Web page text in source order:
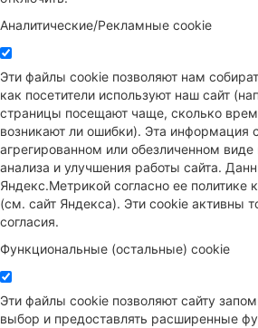
Аналитические/Рекламные cookie
Эти файлы cookie позволяют нам
как посетители используют наш сайт
страницы посещают чаще, сколько
возникают ли ошибки). Эта информация
агрегированном или обезличенном виде
анализа и улучшения работы сайта.
Яндекс.Метрикой согласно ее политике
(см. сайт Яндекса). Эти cookie активны
согласия.
Функциональные (остальные) cookie
Эти файлы cookie позволяют сайту
выбор и предоставлять расширенные